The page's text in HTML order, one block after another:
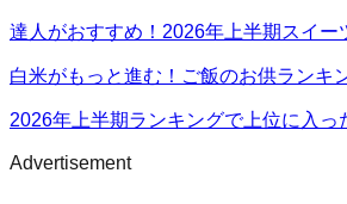
達人がおすすめ！2026年上半期スイー
白米がもっと進む！ご飯のお供ランキ
2026年上半期ランキングで上位に入っ
Advertisement